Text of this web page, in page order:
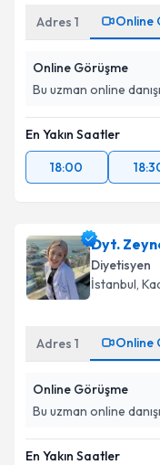
Adres 1 Online
Online Görüşme
Bu uzman online
En Yakın Saatler
18:00
Dyt.
Diyetisyen
İstanbul,
Adres 1 Online
Online Görüşme
Bu uzman online
En Yakın Saatler